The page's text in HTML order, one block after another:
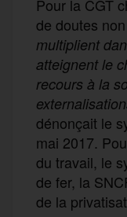
Pour la CGT
de doutes
multiplient
atteignent le
recours à la
dénonçait le
mai 2017.
du travail, le
de fer, la
de la